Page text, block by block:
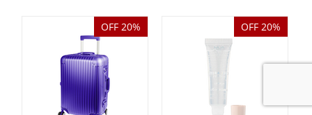
OFF 20% OFF 20%